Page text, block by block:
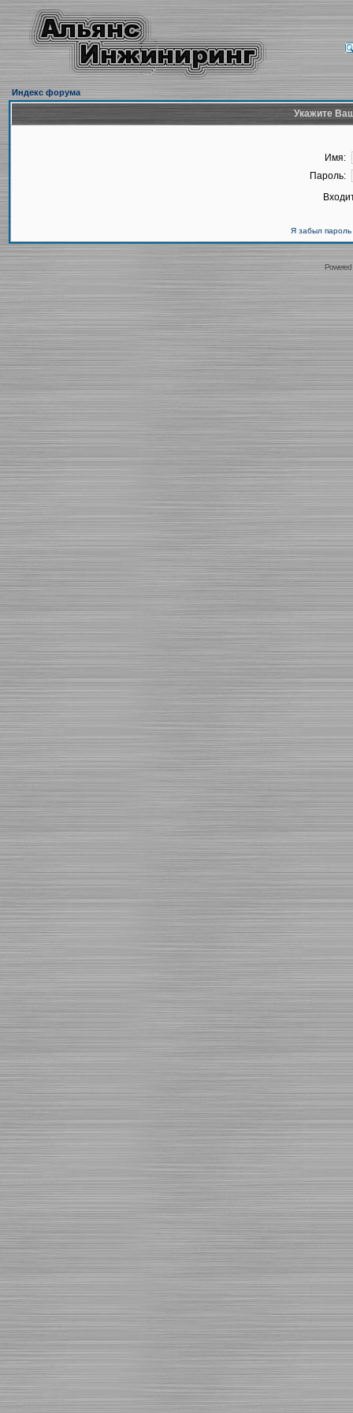
Индекс форума
Укажите
Имя:
Пароль:
Я забыл пароль